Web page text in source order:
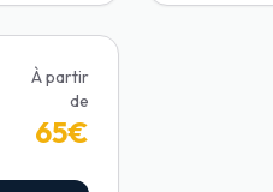
À partir
de
65€